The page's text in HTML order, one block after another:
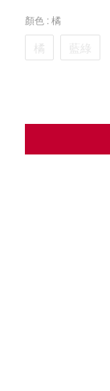
顏色 : 橘
橘 藍綠